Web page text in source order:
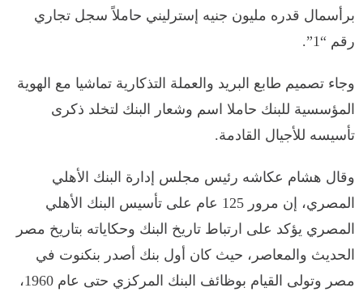
برأسمال قدره مليون جنيه إسترليني حاملاً سجل تجاري
رقم “1”.
وجاء تصميم طابع البريد والعملة التذكارية تماشيا مع الهوية
المؤسسية للبنك حاملا اسم وشعار البنك لتخلد ذكرى
تأسيسه للأجيال القادمة.
وقال هشام عكاشه رئيس مجلس إدارة البنك الأهلي
المصري، إن مرور 125 عام على تأسيس البنك الأهلي
المصري يؤكد على ارتباط تاريخ البنك وحكاياته بتاريخ مصر
الحديث والمعاصر، حيث كان أول بنك أصدر بنكنوت في
مصر وتولى القيام بوظائف البنك المركزي حتى عام 1960،